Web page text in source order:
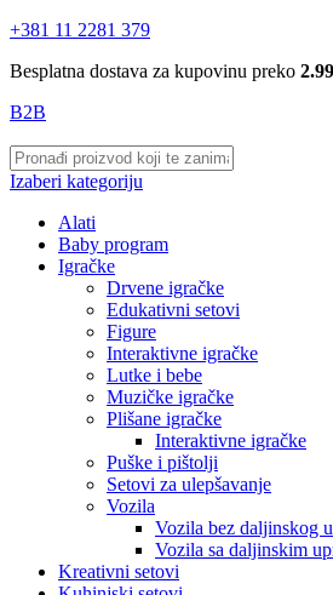
+381 11 2281 379
Besplatna dostava za kupovinu preko
B2B
Izaberi kategoriju
Alati
Baby program
Igračke
Drvene igračke
Edukativni setovi
Figure
Interaktivne igračke
Lutke i bebe
Muzičke igračke
Plišane igračke
Interaktivne igračke
Puške i pištolji
Setovi za ulepšavanje
Vozila
Vozila bez daljinskog
Vozila sa daljinskim
Kreativni setovi